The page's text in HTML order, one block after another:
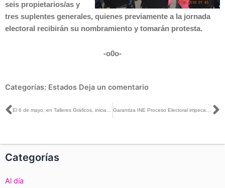
seis propietarios/as y
tres suplentes generales, quienes previamente a la jornada
electoral recibirán su nombramiento y tomarán protesta.
-o0o-
Categorías: Estados Deja un comentario
Ant
Categorías
Al día